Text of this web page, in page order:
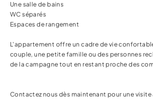
Une salle de bains
WC séparés
Espaces de rangement
L'appartement offre un cadre de vie
couple, une petite famille ou des personnes
de la campagne tout en restant proche des
Contactez nous dès maintenant pour une